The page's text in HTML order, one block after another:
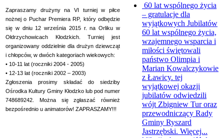
Zapraszamy drużyny na VI turniej w piłce
nożnej o Puchar Premiera RP, który odbędzie
się w dniu 12 września 2015 r. na Orliku w
Ołdrzychowicach Kłodzkich. Turniej jest
organizowany oddzielnie dla drużyn dziewcząt
i chłopców, w dwóch kategoriach wiekowych:
• 10-11 lat (roczniki 2004 - 2005)
• 12-13 lat (roczniki 2002 – 2003)
Zgłoszenia prosimy składać do siedziby
Ośrodka Kultury Gminy Kłodzko lub pod numer
748689242. Można się zgłaszać również
bezpośrednio u animatorów! ZAPRASZAMY!!!
60 lat wspólnego życia
– gratulacje dla
wyjątkowych Jubilatów
60 lat wspólnego życia,
wzajemnego wsparcia i
miłości świętowali
państwo Olimpia i
Marian Kowalczykowie
z Ławicy. tej
wyjątkowej okazji
jubilatów odwiedzili
wójt Zbigniew Tur oraz
przewodniczący Rady
Gminy Ryszard
Jastrzębski. Więcej...